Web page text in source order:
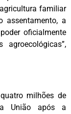
familiar
assentamento, a
oficialmente
milhões de
União após a